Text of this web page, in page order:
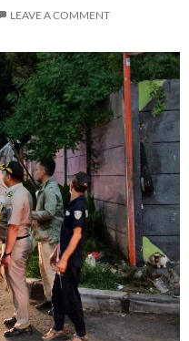
LEAVE A COMMENT